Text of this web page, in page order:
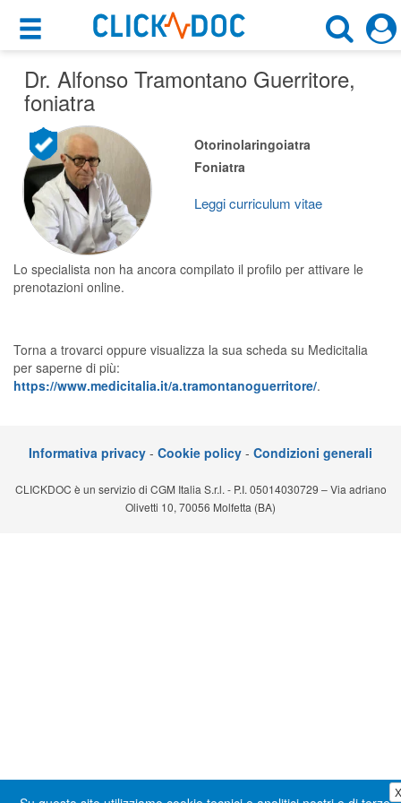
×
Motore di ricerca
×
Foniatra
Aversa (CE)
Cosa possiamo offrirti
Per i pazienti
Prenota una visita
Ricerca specialisti
Consulti online
(su medicitalia.it)
Prenotazioni online
Planner e rubrica in cloud
Teleconsulto
Dr. Alfonso Tramontano Guerritore,
foniatra
Otorinolaringoiatra
Foniatra
Leggi curriculum vitae
Lo specialista non ha ancora compilato il profilo per attivare le
prenotazioni online.
Torna a trovarci oppure visualizza la sua scheda su Medicitalia
per saperne di più:
https://www.medicitalia.it/a.tramontanoguerritore/.
X
Informativa privacy - Cookie policy - Condizioni generali
CLICKDOC è un servizio di CGM Italia S.r.l. - P.I. 05014030729 – Via adriano
Olivetti 10, 70056 Molfetta (BA)